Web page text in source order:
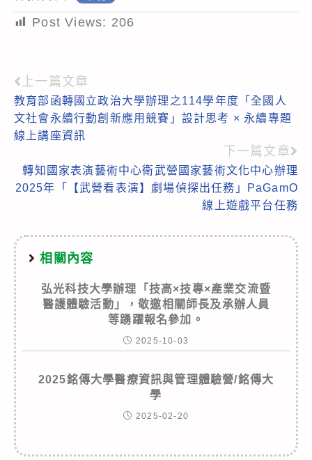
Post Views: 206
Read
more
articles
上一篇文章
教育部函轉國立政治大學辦理之114學年度「全國人
文社會永續行動創新應用競賽」設計思考 × 永續專題
線上講座資訊
下一篇文章
轉知國家表演藝術中心衛武營國家藝術文化中心辦理
2025年「【武營看表演】劇場偵探出任務」PaGamO
線上遊戲平台任務
相關內容
弘光科技大學辦理「技高×技專×產業交流暨
醫護體驗活動」，敬邀相關師長及承辦人員
等踴躍報名參加。
2025-10-03
2025銘傳大學醫療資訊與管理體驗營/銘傳大
學
2025-02-20